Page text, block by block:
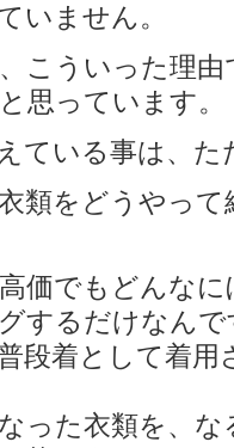
いません。
こういった理
思っています。
ている事は、た
類をどうやっ
価でもどんな
するだけなんで
段着として着
った衣類を、